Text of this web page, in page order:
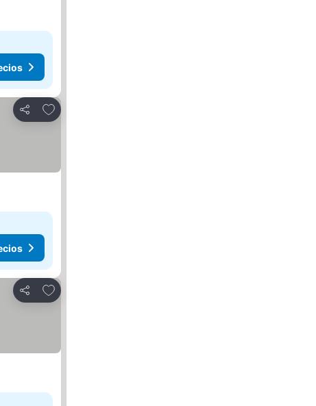
Compartir
Agregar a favoritos
Compartir
Agregar a favoritos